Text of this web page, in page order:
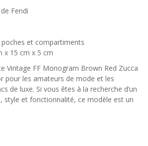
Fendi
et compartiments
x 15 cm x 5 cm
Vintage FF Monogram Brown Red Zucca
pour les amateurs de mode et les
de luxe. Si vous êtes à la recherche d’un
style et fonctionnalité, ce modèle est un